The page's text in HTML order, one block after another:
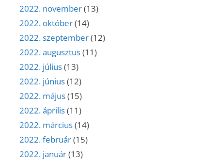
2022. november(13)
2022. október(14)
2022. szeptember(12)
2022. augusztus(11)
2022. július(13)
2022. június(12)
2022. május(15)
2022. április(11)
2022. március(14)
2022. február(15)
2022. január(13)